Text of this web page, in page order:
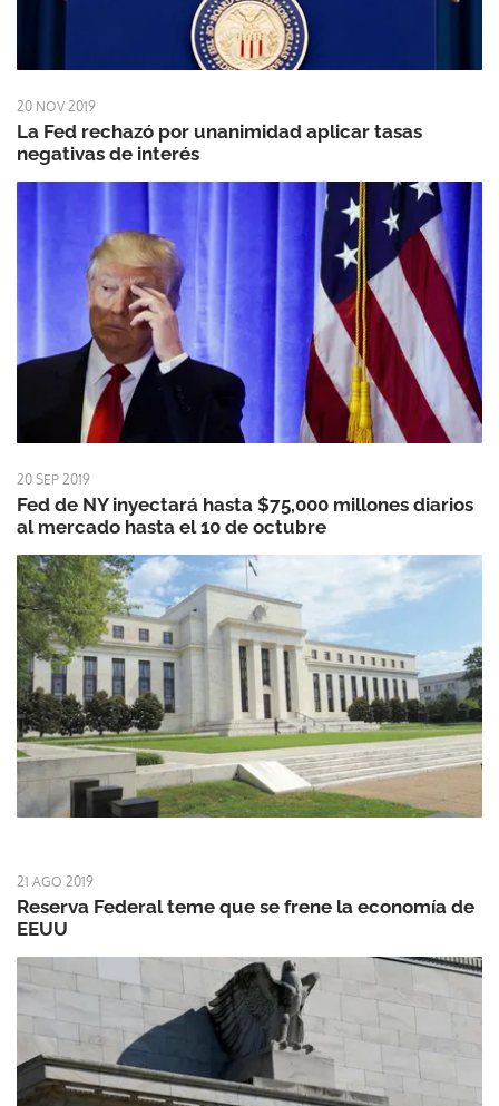
20 NOV 2019
La Fed rechazó por unanimidad aplicar tasas
negativas de interés
20 SEP 2019
Fed de NY inyectará hasta $75,000 millones diarios
al mercado hasta el 10 de octubre
21 AGO 2019
Reserva Federal teme que se frene la economía de
EEUU